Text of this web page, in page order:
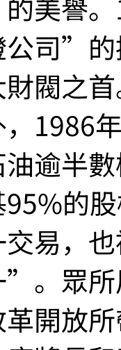
司”的
閥之
1986
逾半
的
交易，
”。眾
開放